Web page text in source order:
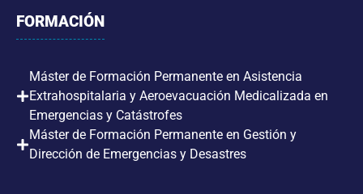
FORMACIÓN
Máster de Formación Permanente en Asistencia
Extrahospitalaria y Aeroevacuación Medicalizada en
Emergencias y Catástrofes
Máster de Formación Permanente en Gestión y
Dirección de Emergencias y Desastres